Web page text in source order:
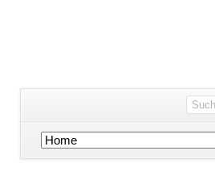
Navigation